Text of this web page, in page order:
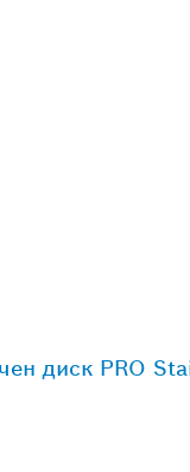
диск PRO